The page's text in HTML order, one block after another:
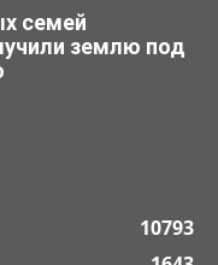
семей
землю под
10793